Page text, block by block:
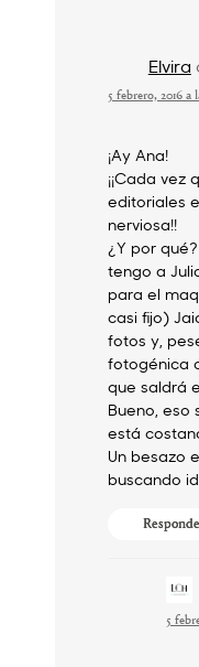
Elvira
5 febrero, 2016 a
¡Ay Ana!
¡¡Cada
editoriales
nerviosa!!
¿Y por
tengo a
para el
casi fijo)
fotos y,
fotogénica
que saldrá
Bueno, eso
está
Un besazo
buscando
5